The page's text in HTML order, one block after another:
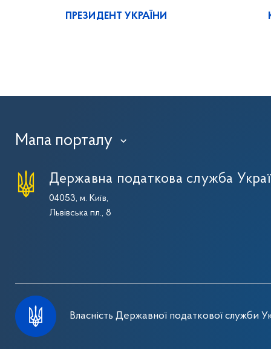
ПРЕЗИДЕНТ УКРАЇНИ
Мапа порталу ›
Державна податкова служба
04053, м. Київ,
Львівська пл., 8
Власність Державної податкової служби